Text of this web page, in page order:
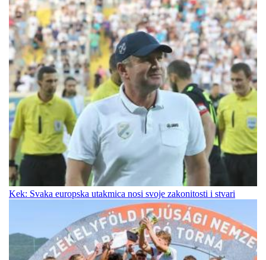
Kek: Svaka europska utakmica nosi svoje zakonitosti i stvari